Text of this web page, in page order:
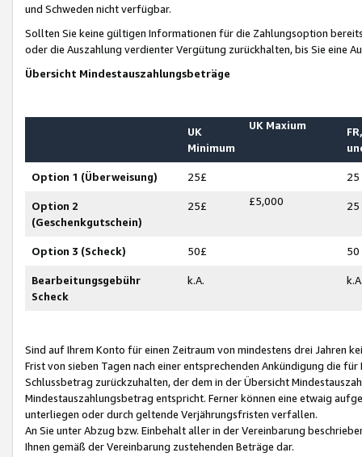
und Schweden nicht verfügbar.
Sollten Sie keine gültigen Informationen für die Zahlungsoption
oder die Auszahlung verdienter Vergütung zurückhalten, bis Sie
Übersicht Mindestauszahlungsbeträge
UK
Minimum
UK Maxium
Option 1 (Überweisung) 25£ 25
Option 2
(Geschenkgutschein)
25£ £5,000 25
Option 3 (Scheck) 50£ 50
Bearbeitungsgebühr
Scheck
k.A.
Sind auf Ihrem Konto für einen Zeitraum von mindestens drei Jahren
Frist von sieben Tagen nach einer entsprechenden Ankündigung die
Schlussbetrag zurückzuhalten, der dem in der Übersicht
Mindestauszahlungsbetrag entspricht. Ferner können eine etwaig
unterliegen oder durch geltende Verjährungsfristen verfallen.
An Sie unter Abzug bzw. Einbehalt aller in der Vereinbarung
Ihnen gemäß der Vereinbarung zustehenden Beträge dar.